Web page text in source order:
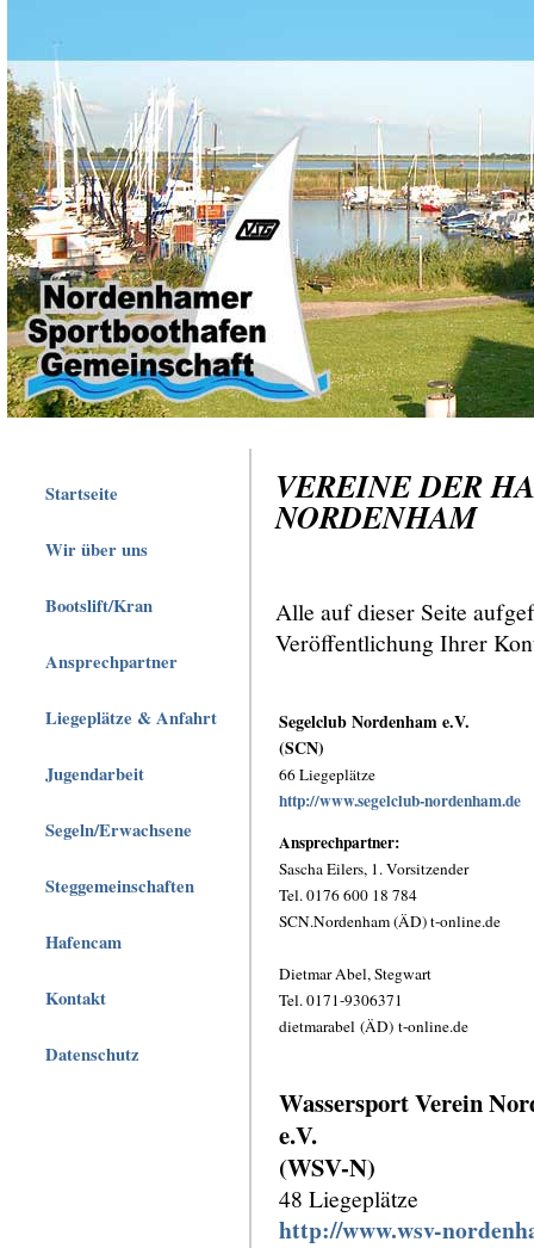
Startseite
Wir über uns
Bootslift/Kran
Ansprechpartner
Liegeplätze & Anfahrt
Jugendarbeit
Segeln/Erwachsene
Steggemeinschaften
Hafencam
Kontakt
Datenschutz
VEREINE DER
NORDENHAM
Alle auf dieser Seite
Veröffentlichung Ihrer
Segelclub Nordenham e.V.
(SCN)
66 Liegeplätze
http://www.segelclub-nordenham.de
Ansprechpartner:
Sascha Eilers, 1. Vorsitzender
Tel. 0176 600 18 784
SCN.Nordenham (ÄD) t-online.de
Dietmar Abel, Stegwart
Tel. 0171-9306371
dietmarabel (ÄD) t-online.de
Wassersport Verein
e.V.
(WSV-N)
48 Liegeplätze
http://www.wsv-